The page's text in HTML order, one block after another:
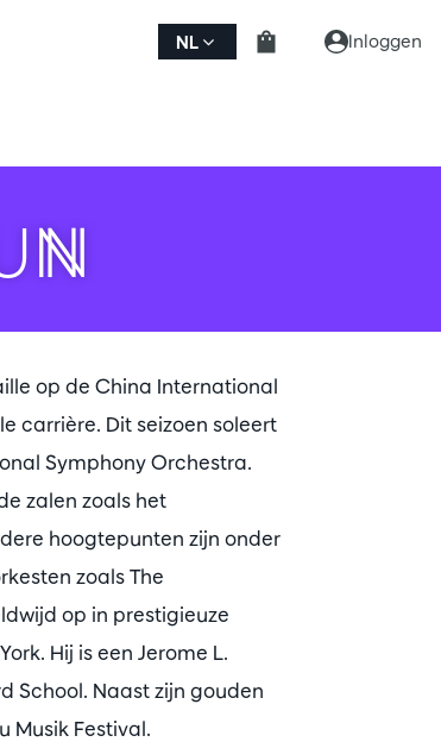
NL Inloggen
op de China International
carrière. Dit seizoen soleert
Symphony Orchestra.
zalen zoals het
hoogtepunten zijn onder
zoals The
op in prestigieuze
Hij is een Jerome L.
School. Naast zijn gouden
Musik Festival.